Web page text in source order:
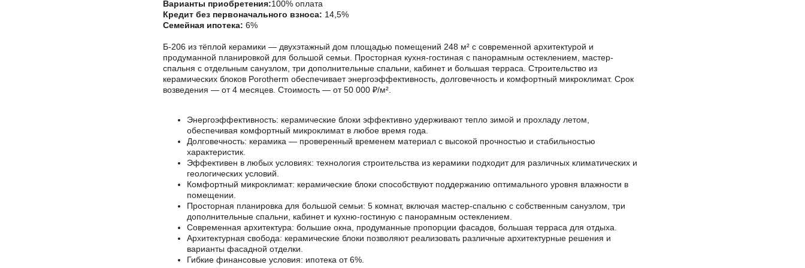
Варианты приобретения:100% оплата
Кредит без первоначального взноса: 14,5%
Семейная ипотека: 6%
Б-206 из тёплой керамики — двухэтажный дом площадью помещений 248 м² с современной архитектурой и
продуманной планировкой для большой семьи. Просторная кухня-гостиная с панорамным остеклением, мастер-
спальня с отдельным санузлом, три дополнительные спальни, кабинет и большая терраса. Строительство из
керамических блоков Porotherm обеспечивает энергоэффективность, долговечность и комфортный микроклимат. Срок
возведения — от 4 месяцев. Стоимость — от 50 000 ₽/м².
Энергоэффективность: керамические блоки эффективно удерживают тепло зимой и прохладу летом,
обеспечивая комфортный микроклимат в любое время года.
Долговечность: керамика — проверенный временем материал с высокой прочностью и стабильностью
характеристик.
Эффективен в любых условиях: технология строительства из керамики подходит для различных климатических и
геологических условий.
Комфортный микроклимат: керамические блоки способствуют поддержанию оптимального уровня влажности в
помещении.
Просторная планировка для большой семьи: 5 комнат, включая мастер-спальню с собственным санузлом, три
дополнительные спальни, кабинет и кухню-гостиную с панорамным остеклением.
Современная архитектура: большие окна, продуманные пропорции фасадов, большая терраса для отдыха.
Архитектурная свобода: керамические блоки позволяют реализовать различные архитектурные решения и
варианты фасадной отделки.
Гибкие финансовые условия: ипотека от 6%.